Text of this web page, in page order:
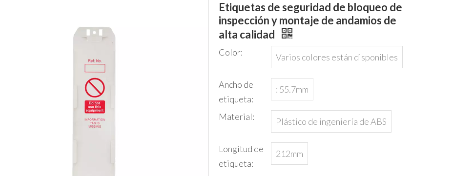
Etiquetas de seguridad de bloqueo de
inspección y montaje de andamios de
alta calidad
Color: Varios colores están disponibles
Ancho de
etiqueta:
: 55.7mm
Material: Plástico de ingeniería de ABS
Longitud de
etiqueta:
212mm